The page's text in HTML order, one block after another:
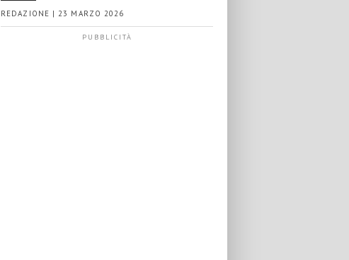
REDAZIONE | 23 MARZO 2026